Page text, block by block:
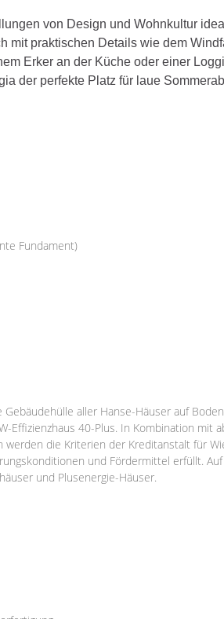
von Design und Wohnkultur
mit praktischen Details wie dem
Erker an der Küche oder einer
der perfekte Platz für laue
Fundament)
Gebäudehülle aller Hanse-Häuser auf
Effizienzhaus 40-Plus. In Kombination mit
die Kriterien der Kreditanstalt für
und Fördermittel erfüllt.
und Plusenergie-Häuser.